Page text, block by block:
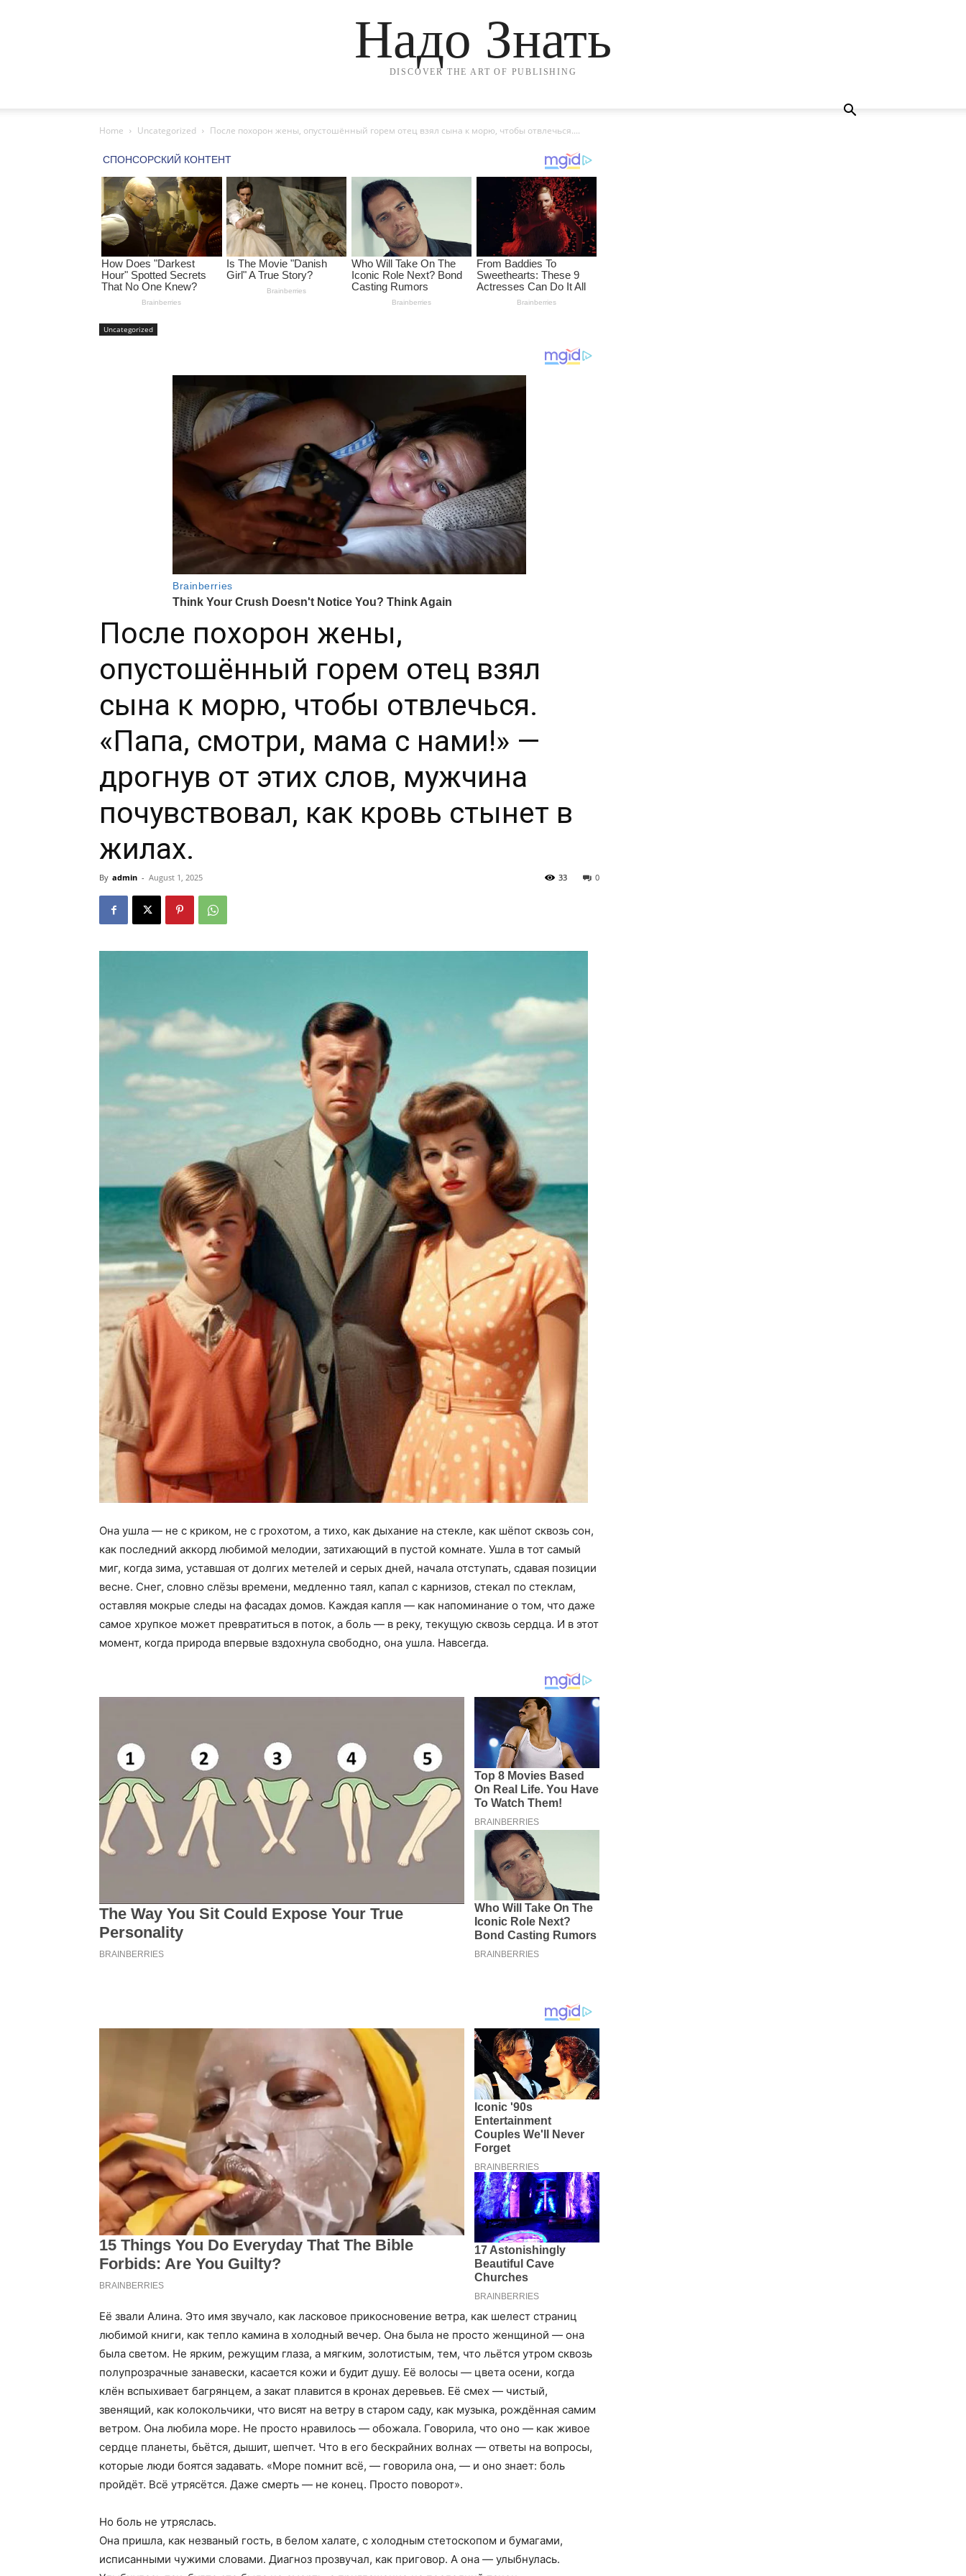
Надо Знать
DISCOVER THE ART OF PUBLISHING
Home Uncategorized После похорон жены, опустошённый горем отец взял сына к морю, чтобы отвлечься....
Uncategorized
После похорон жены,
опустошённый горем отец взял
сына к морю, чтобы отвлечься.
«Папа, смотри, мама с нами!» —
дрогнув от этих слов, мужчина
почувствовал, как кровь стынет в
жилах.
By admin - August 1, 2025 0
33
Она ушла — не с криком, не с грохотом, а тихо, как дыхание на стекле, как шёпот сквозь сон,
как последний аккорд любимой мелодии, затихающий в пустой комнате. Ушла в тот самый
миг, когда зима, уставшая от долгих метелей и серых дней, начала отступать, сдавая позиции
весне. Снег, словно слёзы времени, медленно таял, капал с карнизов, стекал по стеклам,
оставляя мокрые следы на фасадах домов. Каждая капля — как напоминание о том, что даже
самое хрупкое может превратиться в поток, а боль — в реку, текущую сквозь сердца. И в этот
момент, когда природа впервые вздохнула свободно, она ушла. Навсегда.
Её звали Алина. Это имя звучало, как ласковое прикосновение ветра, как шелест страниц
любимой книги, как тепло камина в холодный вечер. Она была не просто женщиной — она
была светом. Не ярким, режущим глаза, а мягким, золотистым, тем, что льётся утром сквозь
полупрозрачные занавески, касается кожи и будит душу. Её волосы — цвета осени, когда
клён вспыхивает багрянцем, а закат плавится в кронах деревьев. Её смех — чистый,
звенящий, как колокольчики, что висят на ветру в старом саду, как музыка, рождённая самим
ветром. Она любила море. Не просто нравилось — обожала. Говорила, что оно — как живое
сердце планеты, бьётся, дышит, шепчет. Что в его бескрайних волнах — ответы на вопросы,
которые люди боятся задавать. «Море помнит всё, — говорила она, — и оно знает: боль
пройдёт. Всё утрясётся. Даже смерть — не конец. Просто поворот».
Но боль не утряслась.
Она пришла, как незваный гость, в белом халате, с холодным стетоскопом и бумагами,
исписанными чужими словами. Диагноз прозвучал, как приговор. А она — улыбнулась.